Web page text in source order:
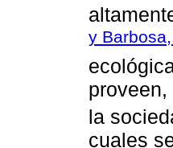
y
la
cuales